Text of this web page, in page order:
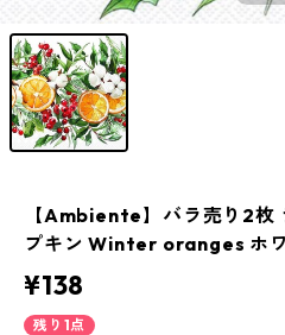
【Ambiente】バラ売り2枚
プキン Winter oranges ホ
¥138
残り1点